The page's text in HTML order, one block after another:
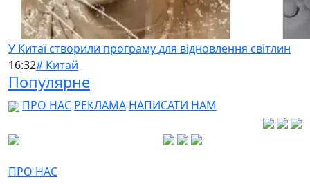
У Китаї створили програму для відновлення світлин
16:32# Китай
Популярне
ПРО НАС РЕКЛАМА НАПИСАТИ НАМ
ПРО НАС